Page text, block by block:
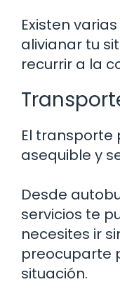
Existen
alivianar tu
recurrir a la
El transporte
asequible y
Desde
servicios te
necesites ir
preocuparte
situación.